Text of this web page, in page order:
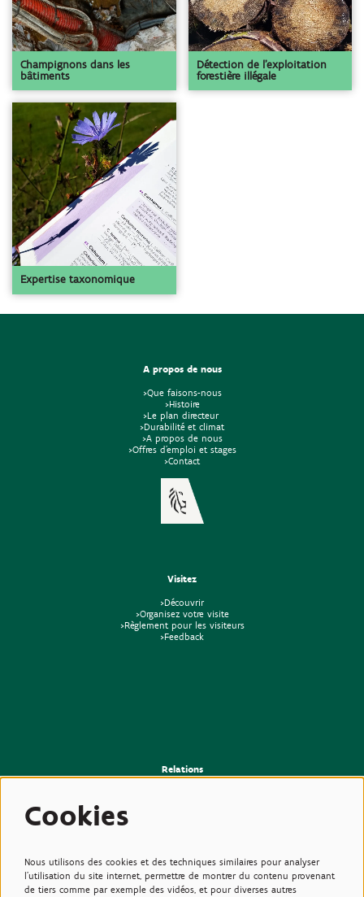
Champignons dans les
bâtiments
Détection de l'exploitation
forestière illégale
Expertise taxonomique
A propos de nous
>Que faisons-nous
>Histoire
>Le plan directeur
>Durabilité et climat
>A propos de nous
>Offres d'emploi et stages
>Contact
Visitez
>Découvrir
>Organisez votre visite
>Règlement pour les visiteurs
>Feedback
Relations
Cookies
Nous utilisons des cookies et des techniques similaires pour analyser
l'utilisation du site internet, permettre de montrer du contenu provenant
de tiers comme par exemple des vidéos, et pour diverses autres